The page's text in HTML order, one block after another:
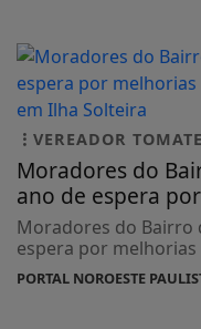
VEREADOR TOMATE
Moradores do
ano de espera
Moradores do Bairro
espera por
PORTAL NOROESTE